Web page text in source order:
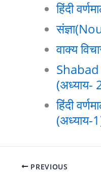
हिंदी
वाक्य
Shabad
(अध्याय-
हिंदी
(अध्याय-
PREVIOUS